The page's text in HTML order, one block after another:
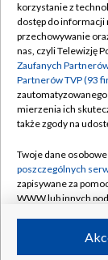
Abonament
Emisja w TVP
Centrum
Naziemna
Rada
System NOS
Informacje o
Program dla
korzystanie z
dostęp do informacji
przechowywanie
nas, czyli Telewizję
Zaufanych
Partnerów TVP (93
mierzenia ich
także zgody na
Twoje dane
poszczególnych
zapisywane za
WWW lub innych
ruchu w Internecie.